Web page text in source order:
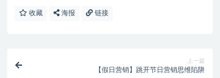
收藏 海报 链接
上一篇
【假日营销】跳开节日营销思维陷阱